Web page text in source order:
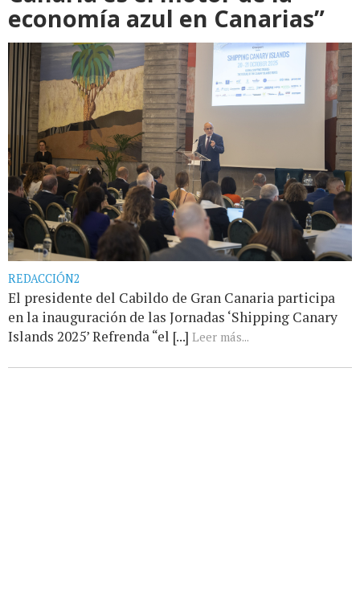
economía azul en Canarias”
REDACCIÓN2
El presidente del Cabildo de Gran Canaria participa
en la inauguración de las Jornadas ‘Shipping Canary
Islands 2025’ Refrenda “el [...] Leer más...